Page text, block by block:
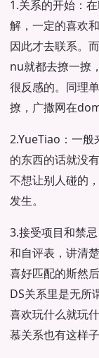
1.关系的开始：
解，一定的喜欢
因此才去联系。
nu就都去撩一撩
很反感的。同理
撩，广撒网在
2.YueTiao：一
的东西的话就没
不想让别人碰的
发生。
3.接受项目和禁
和自评表，讲清
喜好匹配的斯然
DS关系里是无所
喜欢玩什么就玩
慕关系也有这样